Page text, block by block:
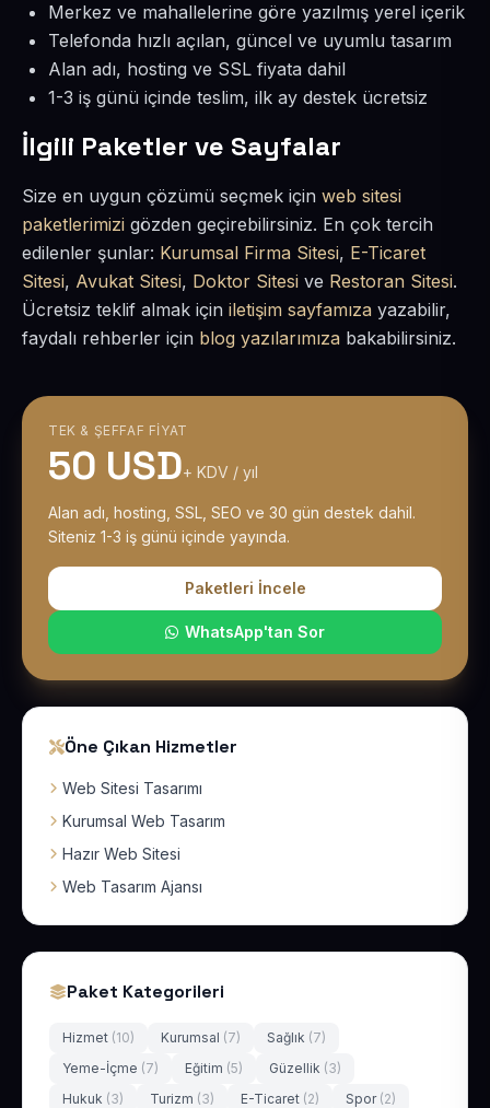
Merkez ve mahallelerine göre yazılmış yerel içerik
Telefonda hızlı açılan, güncel ve uyumlu tasarım
Alan adı, hosting ve SSL fiyata dahil
1-3 iş günü içinde teslim, ilk ay destek ücretsiz
İlgili Paketler ve Sayfalar
Size en uygun çözümü seçmek için web sitesi
paketlerimizi gözden geçirebilirsiniz. En çok tercih
edilenler şunlar: Kurumsal Firma Sitesi, E-Ticaret
Sitesi, Avukat Sitesi, Doktor Sitesi ve Restoran Sitesi.
Ücretsiz teklif almak için iletişim sayfamıza yazabilir,
faydalı rehberler için blog yazılarımıza bakabilirsiniz.
TEK & ŞEFFAF FIYAT
50 USD+ KDV / yıl
Alan adı, hosting, SSL, SEO ve 30 gün destek dahil.
Siteniz 1-3 iş günü içinde yayında.
Paketleri İncele
WhatsApp'tan Sor
Öne Çıkan Hizmetler
Web Sitesi Tasarımı
Kurumsal Web Tasarım
Hazır Web Sitesi
Web Tasarım Ajansı
Paket Kategorileri
Hizmet (10) Kurumsal (7) Sağlık (7)
Yeme-İçme (7) Eğitim (5) Güzellik (3)
Hukuk (3) Turizm (3) E-Ticaret (2) Spor (2)